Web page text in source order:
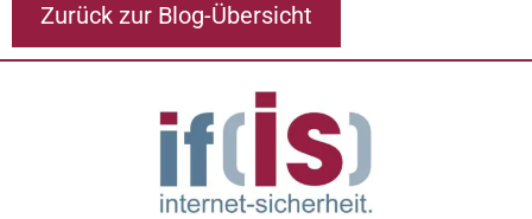
Zurück zur Blog-Übersicht